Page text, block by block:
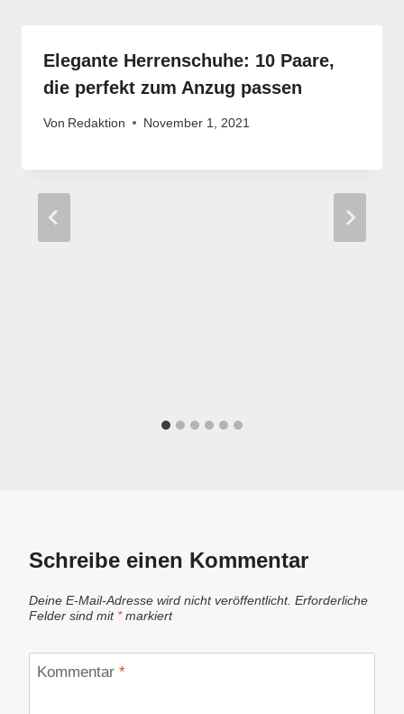
Elegante Herrenschuhe: 10 Paare,
die perfekt zum Anzug passen
Von Redaktion November 1, 2021
Schreibe einen Kommentar
Deine E-Mail-Adresse wird nicht veröffentlicht. Erforderliche
Felder sind mit *markiert
Kommentar *